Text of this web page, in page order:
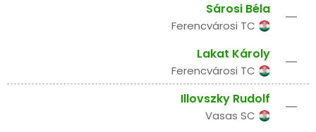
–
Sárosi Béla
Ferencvárosi TC
–
Lakat Károly
Ferencvárosi TC
–
Illovszky Rudolf
Vasas SC